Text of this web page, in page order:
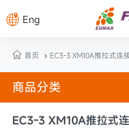
 Eng
 首页  EC3-3 XM10A推拉式连
商品分类
EC3-3 XM10A推拉式